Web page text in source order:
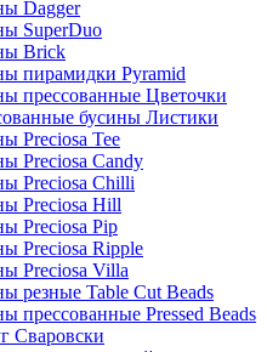
Dagger
SuperDuo
Brick
пирамидки Pyramid
прессованные Цветочки
бусины Листики
Preciosa Tee
Preciosa Candy
Preciosa Chilli
Preciosa Hill
Preciosa Pip
Preciosa Ripple
Preciosa Villa
резные Table Cut Beads
прессованные Pressed Beads
Сваровски